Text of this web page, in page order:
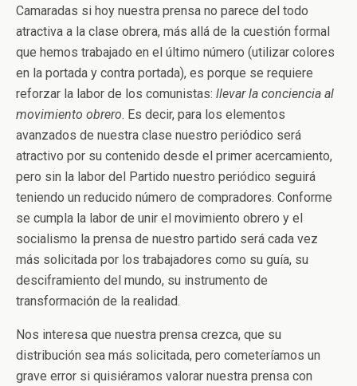
Camaradas si hoy nuestra prensa no parece del todo
atractiva a la clase obrera, más allá de la cuestión formal
que hemos trabajado en el último número (utilizar colores
en la portada y contra portada), es porque se requiere
reforzar la labor de los comunistas: llevar la conciencia al
movimiento obrero. Es decir, para los elementos
avanzados de nuestra clase nuestro periódico será
atractivo por su contenido desde el primer acercamiento,
pero sin la labor del Partido nuestro periódico seguirá
teniendo un reducido número de compradores. Conforme
se cumpla la labor de unir el movimiento obrero y el
socialismo la prensa de nuestro partido será cada vez
más solicitada por los trabajadores como su guía, su
desciframiento del mundo, su instrumento de
transformación de la realidad.
Nos interesa que nuestra prensa crezca, que su
distribución sea más solicitada, pero cometeríamos un
grave error si quisiéramos valorar nuestra prensa con